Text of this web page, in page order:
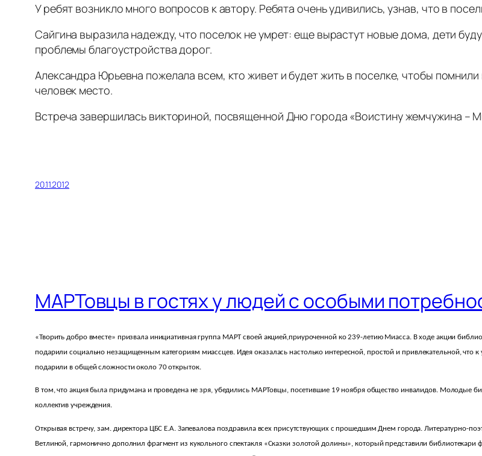
У ребят возникло много вопросов к автору. Ребята очень удивились, узнав, что в
Сайгина выразила надежду, что поселок не умрет: еще вырастут новые дома, дети
проблемы благоустройства дорог.
Александра Юрьевна пожелала всем, кто живет и будет жить в поселке, чтобы
человек место.
Встреча завершилась викториной, посвященной Дню города «Воистину жемчужина –
20.11.2012
МАРТовцы в гостях у людей с особыми
«Творить добро вместе» призвала инициативная группа МАРТ своей акцией,приуроченной ко 239-летию Миасса. В ходе акции
подарили социально незащищенным категориям миассцев. Идея оказалась настолько интересной, простой и привлекательной,
подарили в общей сложности около 70 открыток.
В том, что акция была придумана и проведена не зря, убедились МАРТовцы, посетившие 19 ноября общество инвалидов. Молодые
коллектив учреждения.
Открывая встречу, зам. директора ЦБС Е.А. Запевалова поздравила всех присутствующих с прошедшим Днем города. Литературно-
Ветлиной, гармонично дополнил фрагмент из кукольного спектакля «Сказки золотой долины», который представили